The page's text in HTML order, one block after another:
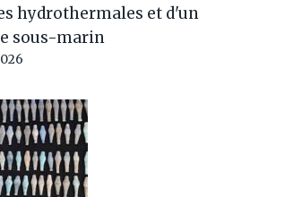
au papillon
et je vous
pourquoi c'est
et que faire en cas
avec le chien
hydrothermales et d'un
sous-marin